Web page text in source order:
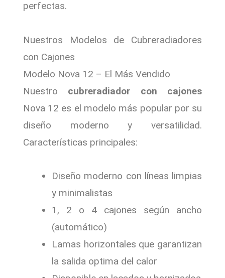
perfectas.
Nuestros Modelos de Cubreradiadores
con Cajones
Modelo Nova 12 – El Más Vendido
Nuestro cubreradiador con cajones
Nova 12 es el modelo más popular por su
diseño moderno y versatilidad.
Características principales:
Diseño moderno con líneas limpias
y minimalistas
1, 2 o 4 cajones según ancho
(automático)
Lamas horizontales que garantizan
la salida optima del calor